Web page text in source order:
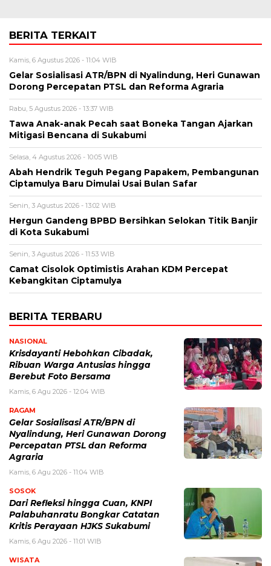
BERITA TERKAIT
Kamis, 6 Agustus 2026 - 11:04 WIB
Gelar Sosialisasi ATR/BPN di Nyalindung, Heri Gunawan
Dorong Percepatan PTSL dan Reforma Agraria
Rabu, 5 Agustus 2026 - 13:37 WIB
Tawa Anak-anak Pecah saat Boneka Tangan Ajarkan
Mitigasi Bencana di Sukabumi
Selasa, 4 Agustus 2026 - 10:05 WIB
Abah Hendrik Teguh Pegang Papakem, Pembangunan
Ciptamulya Baru Dimulai Usai Bulan Safar
Senin, 3 Agustus 2026 - 13:02 WIB
Hergun Gandeng BPBD Bersihkan Selokan Titik Banjir
di Kota Sukabumi
Senin, 3 Agustus 2026 - 11:53 WIB
Camat Cisolok Optimistis Arahan KDM Percepat
Kebangkitan Ciptamulya
BERITA TERBARU
NASIONAL
Krisdayanti Hebohkan Cibadak,
Ribuan Warga Antusias hingga
Berebut Foto Bersama
Kamis, 6 Agu 2026 - 12:04 WIB
RAGAM
Gelar Sosialisasi ATR/BPN di
Nyalindung, Heri Gunawan Dorong
Percepatan PTSL dan Reforma
Agraria
Kamis, 6 Agu 2026 - 11:04 WIB
SOSOK
Dari Refleksi hingga Cuan, KNPI
Palabuhanratu Bongkar Catatan
Kritis Perayaan HJKS Sukabumi
Kamis, 6 Agu 2026 - 11:01 WIB
WISATA